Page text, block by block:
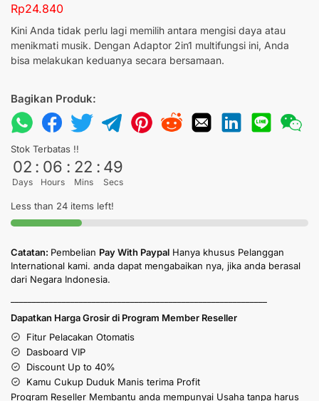
Rp24.840
Kini Anda tidak perlu lagi memilih antara mengisi daya atau
menikmati musik. Dengan Adaptor 2in1 multifungsi ini, Anda
bisa melakukan keduanya secara bersamaan.
Bagikan Produk:
Stok Terbatas !!
02
Days
: 06
Hours
: 22
Mins
: 48
Secs
Less than 24 items left!
Catatan: Pembelian Pay With Paypal Hanya khusus Pelanggan
International kami. anda dapat mengabaikan nya, jika anda berasal
dari Negara Indonesia.
Dapatkan Harga Grosir di Program Member Reseller
Fitur Pelacakan Otomatis
Dasboard VIP
Discount Up to 40%
Kamu Cukup Duduk Manis terima Profit
Program Reseller Membantu anda mempunyai Usaha tanpa harus